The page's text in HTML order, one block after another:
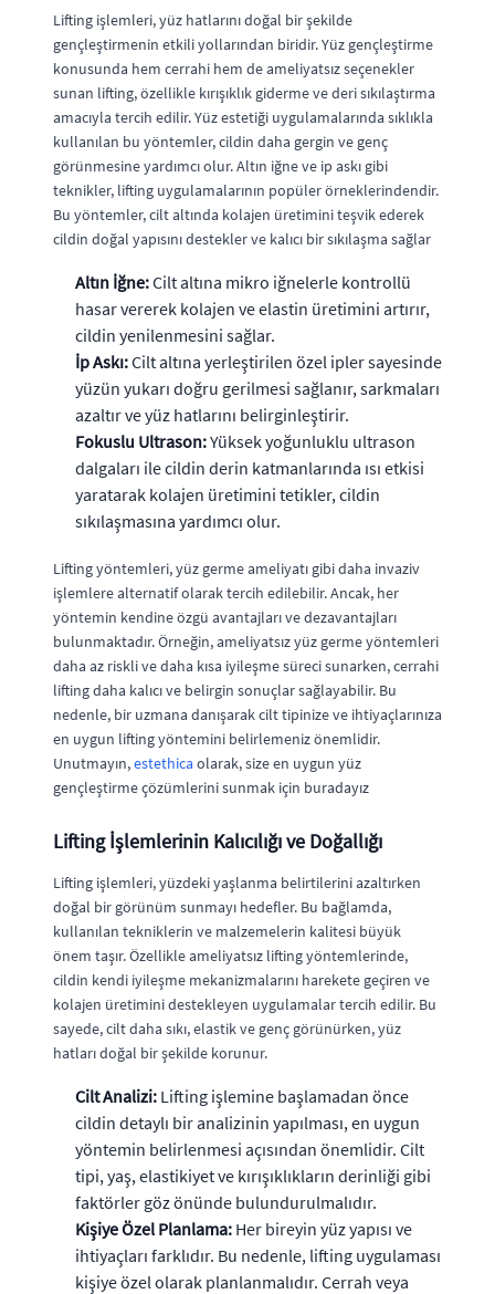
Lifting işlemleri, yüz hatlarını doğal bir şekilde
gençleştirmenin etkili yollarından biridir. Yüz gençleştirme
konusunda hem cerrahi hem de ameliyatsız seçenekler
sunan lifting, özellikle kırışıklık giderme ve deri sıkılaştırma
amacıyla tercih edilir. Yüz estetiği uygulamalarında sıklıkla
kullanılan bu yöntemler, cildin daha gergin ve genç
görünmesine yardımcı olur. Altın iğne ve ip askı gibi
teknikler, lifting uygulamalarının popüler örneklerindendir.
Bu yöntemler, cilt altında kolajen üretimini teşvik ederek
cildin doğal yapısını destekler ve kalıcı bir sıkılaşma sağlar
Altın İğne:Cilt altına mikro iğnelerle kontrollü
hasar vererek kolajen ve elastin üretimini artırır,
cildin yenilenmesini sağlar.
İp Askı:Cilt altına yerleştirilen özel ipler sayesinde
yüzün yukarı doğru gerilmesi sağlanır, sarkmaları
azaltır ve yüz hatlarını belirginleştirir.
Fokuslu Ultrason:Yüksek yoğunluklu ultrason
dalgaları ile cildin derin katmanlarında ısı etkisi
yaratarak kolajen üretimini tetikler, cildin
sıkılaşmasına yardımcı olur.
Lifting yöntemleri, yüz germe ameliyatı gibi daha invaziv
işlemlere alternatif olarak tercih edilebilir. Ancak, her
yöntemin kendine özgü avantajları ve dezavantajları
bulunmaktadır. Örneğin, ameliyatsız yüz germe yöntemleri
daha az riskli ve daha kısa iyileşme süreci sunarken, cerrahi
lifting daha kalıcı ve belirgin sonuçlar sağlayabilir. Bu
nedenle, bir uzmana danışarak cilt tipinize ve ihtiyaçlarınıza
en uygun lifting yöntemini belirlemeniz önemlidir.
Unutmayın,estethica olarak, size en uygun yüz
gençleştirme çözümlerini sunmak için buradayız
Lifting İşlemlerinin Kalıcılığı ve Doğallığı
Lifting işlemleri, yüzdeki yaşlanma belirtilerini azaltırken
doğal bir görünüm sunmayı hedefler. Bu bağlamda,
kullanılan tekniklerin ve malzemelerin kalitesi büyük
önem taşır. Özellikle ameliyatsız lifting yöntemlerinde,
cildin kendi iyileşme mekanizmalarını harekete geçiren ve
kolajen üretimini destekleyen uygulamalar tercih edilir. Bu
sayede, cilt daha sıkı, elastik ve genç görünürken, yüz
hatları doğal bir şekilde korunur.
Cilt Analizi: Lifting işlemine başlamadan önce
cildin detaylı bir analizinin yapılması, en uygun
yöntemin belirlenmesi açısından önemlidir. Cilt
tipi, yaş, elastikiyet ve kırışıklıkların derinliği gibi
faktörler göz önünde bulundurulmalıdır.
Kişiye Özel Planlama: Her bireyin yüz yapısı ve
ihtiyaçları farklıdır. Bu nedenle, lifting uygulaması
kişiye özel olarak planlanmalıdır. Cerrah veya